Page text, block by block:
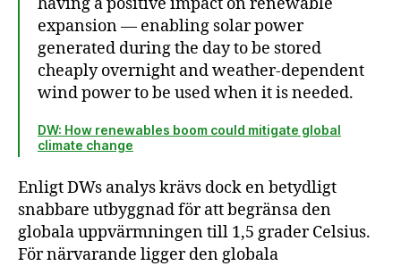
expansion — enabling solar power
generated during the day to be stored
cheaply overnight and weather-dependent
wind power to be used when it is needed.
DW: How renewables boom could mitigate global
climate change
Enligt DWs analys krävs dock en betydligt
snabbare utbyggnad för att begränsa den
globala uppvärmningen till 1,5 grader Celsius.
För närvarande ligger den globala